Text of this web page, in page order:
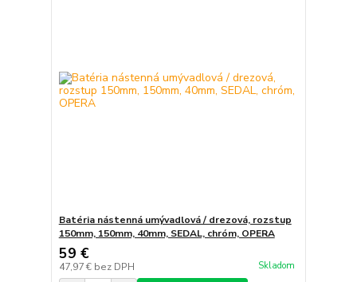
Batéria nástenná umývadlová / drezová, rozstup
150mm, 150mm, 40mm, SEDAL, chróm, OPERA
59 €
47,97 € bez DPH Skladom